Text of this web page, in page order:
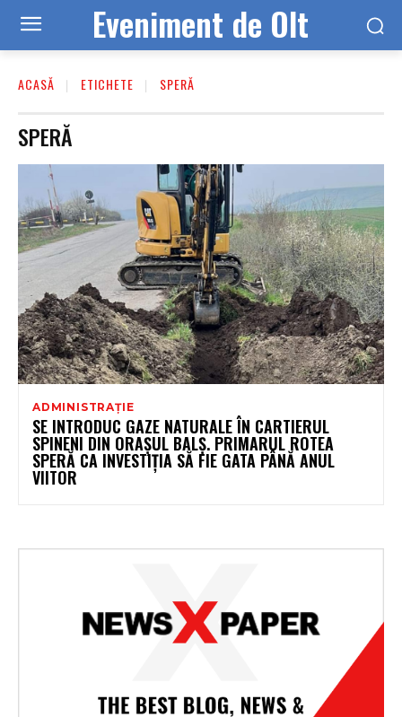
Eveniment de Olt
ACASĂ ETICHETE SPERĂ
SPERĂ
ADMINISTRAȚIE
SE INTRODUC GAZE NATURALE ÎN CARTIERUL
SPINENI DIN ORAȘUL BALȘ. PRIMARUL ROTEA
SPERĂ CA INVESTIȚIA SĂ FIE GATA PÂNĂ ANUL
VIITOR